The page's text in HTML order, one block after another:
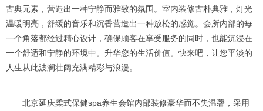
古典元素，营造出一种宁静而雅致的氛围。室内装修古朴典雅，灯光
温暖明亮，舒缓的音乐和沉香营造出一种放松的感觉。会所内部的每
一个角落都经过精心设计，确保顾客在享受服务的同时，也能沉浸在
一个舒适和宁静的环境中。升华您的生活价值。快来吧，让您平淡的
人生从此波澜壮阔充满精彩与浪漫。
北京延庆柔式保健spa养生会馆内部装修豪华而不失温馨，采用